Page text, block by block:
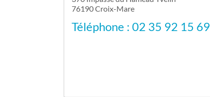
76190Croix-Mare
Téléphone : 02 35 92 15 69